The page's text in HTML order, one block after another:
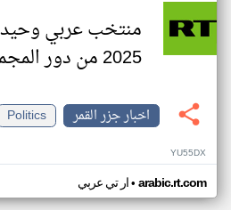
منتخب عربي وحيد
2025 من دور المجموعات
اخبار جزر القمر
Politics
YU55DX
ار تي عربي• arabic.rt.com